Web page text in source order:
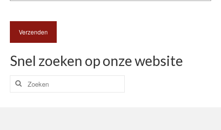
Snel zoeken op onze website
Zoeken
naar: